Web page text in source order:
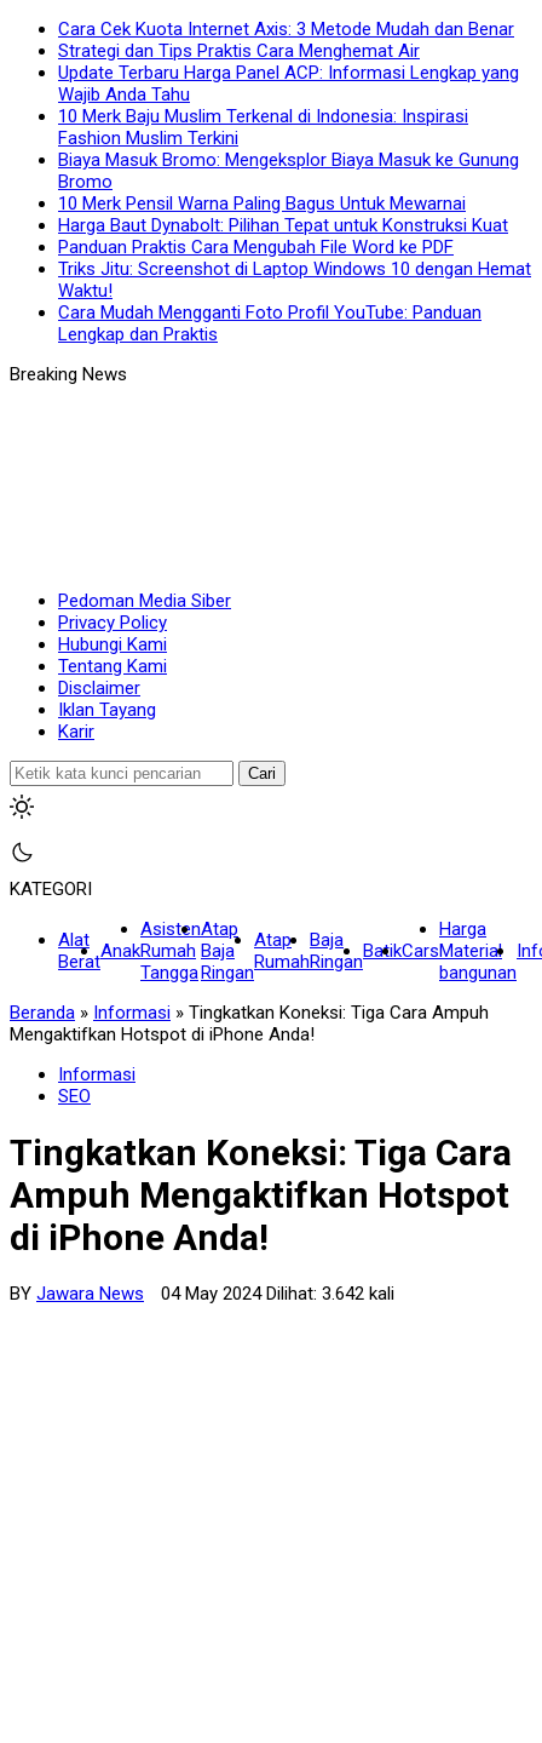
Cara Cek Kuota Internet Axis: 3 Metode Mudah dan Benar
Strategi dan Tips Praktis Cara Menghemat Air
Update Terbaru Harga Panel ACP: Informasi Lengkap yang
Wajib Anda Tahu
10 Merk Baju Muslim Terkenal di Indonesia: Inspirasi
Fashion Muslim Terkini
Biaya Masuk Bromo: Mengeksplor Biaya Masuk ke Gunung
Bromo
10 Merk Pensil Warna Paling Bagus Untuk Mewarnai
Harga Baut Dynabolt: Pilihan Tepat untuk Konstruksi Kuat
Panduan Praktis Cara Mengubah File Word ke PDF
Triks Jitu: Screenshot di Laptop Windows 10 dengan Hemat
Waktu!
Cara Mudah Mengganti Foto Profil YouTube: Panduan
Lengkap dan Praktis
Pedoman Media Siber
Privacy Policy
Hubungi Kami
Tentang Kami
Disclaimer
Iklan Tayang
Karir
Cari
KATEGORI
Alat
BeratAnak
Asisten
Rumah
Tangga
Atap
Baja
Ringan
Atap
Rumah
Baja
RinganBatikCars
Harga
Material
bangunan
Beranda » Informasi » Tingkatkan Koneksi: Tiga Cara Ampuh
Mengaktifkan Hotspot di iPhone Anda!
Informasi
SEO
Tingkatkan Koneksi: Tiga Cara
Ampuh Mengaktifkan Hotspot
di iPhone Anda!
BY Jawara News 04 May 2024 Dilihat: 3.642 kali